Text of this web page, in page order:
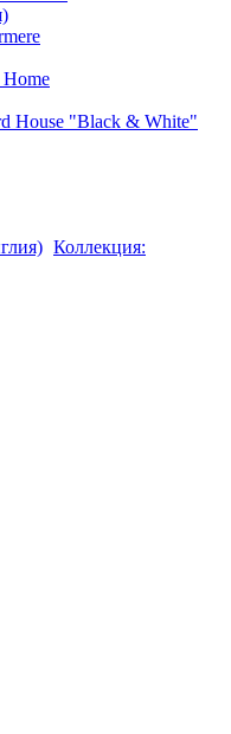
House "Black & White"
Коллекция: